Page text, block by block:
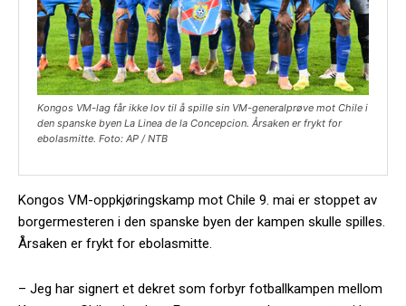
Kongos VM-lag får ikke lov til å spille sin VM-generalprøve mot Chile i
den spanske byen La Linea de la Concepcion. Årsaken er frykt for
ebolasmitte. Foto: AP / NTB
Kongos VM-oppkjøringskamp mot Chile 9. mai er stoppet av
borgermesteren i den spanske byen der kampen skulle spilles.
Årsaken er frykt for ebolasmitte.
– Jeg har signert et dekret som forbyr fotballkampen mellom